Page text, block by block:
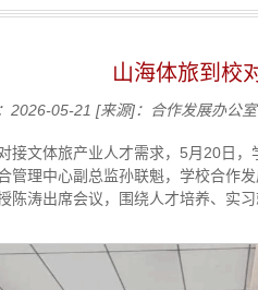
山海体旅到校
2026-05-21 [来源]：合作发展办公
接文体旅产业人才需求，5月20日
管理中心副总监孙联魁，学校合作
涛出席会议，围绕人才培养、实